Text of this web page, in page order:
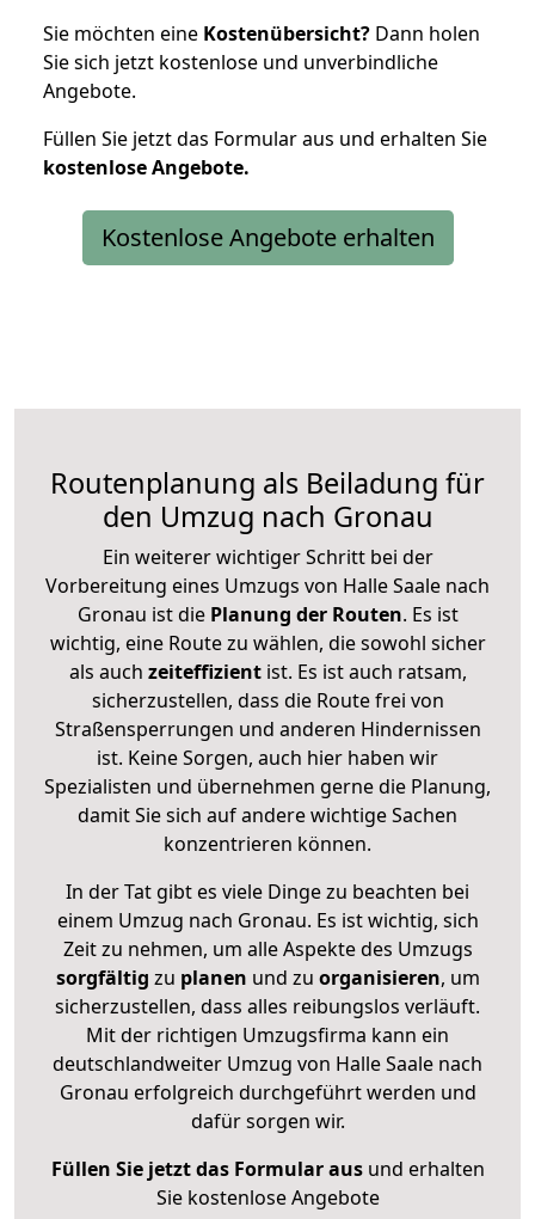
Sie möchten eine Kostenübersicht? Dann holen
Sie sich jetzt kostenlose und unverbindliche
Angebote.
Füllen Sie jetzt das Formular aus und erhalten Sie
kostenloseAngebote.
Kostenlose Angebote erhalten
Routenplanung als Beiladung für
den Umzug nach Gronau
Ein weiterer wichtiger Schritt bei der
Vorbereitung eines Umzugs von Halle Saale nach
Gronau ist diePlanung der Routen. Es ist
wichtig, eine Route zu wählen, die sowohl sicher
als auch zeiteffizientist. Es ist auch ratsam,
sicherzustellen, dass die Route frei von
Straßensperrungen und anderen Hindernissen
ist. Keine Sorgen, auch hier haben wir
Spezialisten und übernehmen gerne die Planung,
damit Sie sich auf andere wichtige Sachen
konzentrieren können.
In der Tat gibt es viele Dinge zu beachten bei
einem Umzug nach Gronau. Es ist wichtig, sich
Zeit zu nehmen, um alle Aspekte des Umzugs
sorgfältig zu planen und zu organisieren, um
sicherzustellen, dass alles reibungslos verläuft.
Mit der richtigen Umzugsfirma kann ein
deutschlandweiter Umzug von Halle Saale nach
Gronau erfolgreich durchgeführt werden und
dafür sorgen wir.
Füllen Sie jetzt das Formular ausund erhalten
Sie kostenlose Angebote